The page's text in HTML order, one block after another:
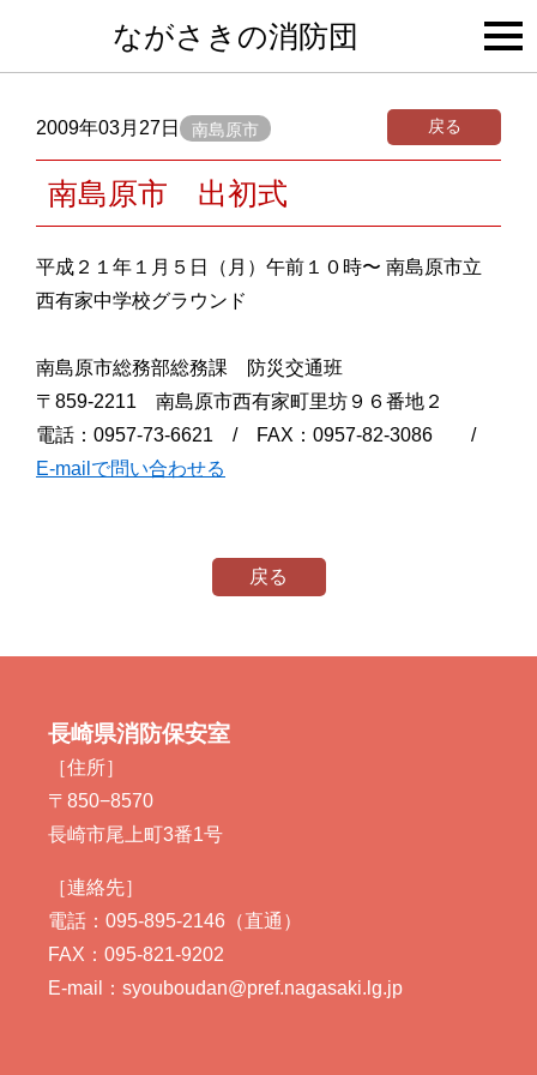
ながさきの消防団
2009年03月27日 南島原市 戻る
南島原市 出初式
平成２１年１月５日（月）午前１０時〜 南島原市立
西有家中学校グラウンド
南島原市総務部総務課 防災交通班
〒859-2211 南島原市西有家町里坊９６番地２
電話：0957-73-6621 / FAX：0957-82-3086 /
E-mailで問い合わせる
戻る
長崎県消防保安室
［住所］
〒850−8570
長崎市尾上町3番1号
［連絡先］
電話：095-895-2146（直通）
FAX：095-821-9202
E-mail：syouboudan@pref.nagasaki.lg.jp